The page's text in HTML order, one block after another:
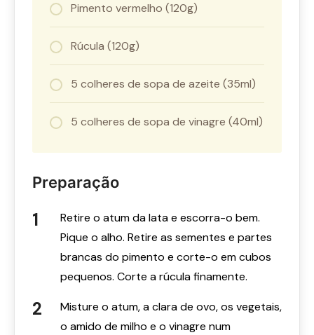
Pimento vermelho (120g)
Rúcula (120g)
5 colheres de sopa de azeite (35ml)
5 colheres de sopa de vinagre (40ml)
Preparação
Retire o atum da lata e escorra-o bem.
Pique o alho. Retire as sementes e partes
brancas do pimento e corte-o em cubos
pequenos. Corte a rúcula finamente.
Misture o atum, a clara de ovo, os vegetais,
o amido de milho e o vinagre num